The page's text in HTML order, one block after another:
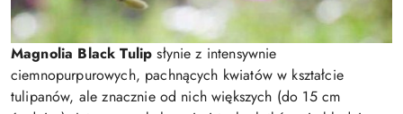
Magnolia Black Tulipsłynie z intensywnie
ciemnopurpurowych, pachnących kwiatów w kształcie
tulipanów, ale znacznie od nich większych (do 15 cm